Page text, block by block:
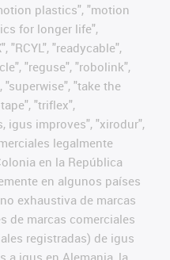
plastics", "motion
for longer life",
"RCYL", "readycable",
"reguse", "robolink",
"superwise", "take the
"triflex",
igus improves", "xirodur",
legalmente
en la República
en algunos países
exhaustiva de marcas
de marcas comerciales
registradas) de igus
a igus en Alemania, la